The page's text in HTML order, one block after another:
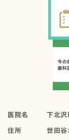
医院名
下北
住所
世田